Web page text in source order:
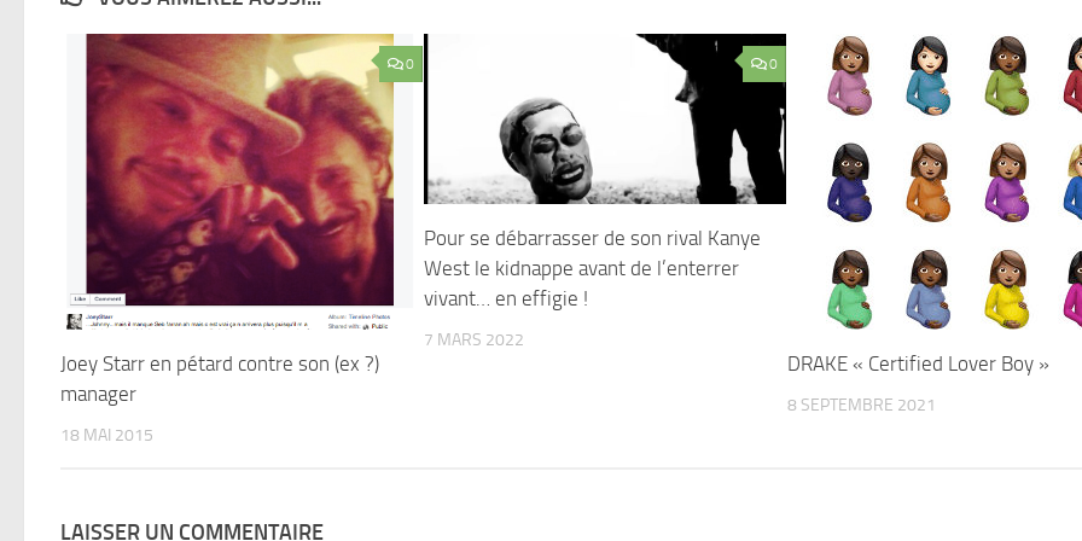
0
Joey Starr en pétard contre son (ex ?)
manager
18 MAI 2015
0
Pour se débarrasser de son rival Kanye
West le kidnappe avant de l’enterrer
vivant… en effigie !
7 MARS 2022
DRAKE « Certified Lover Boy »
8 SEPTEMBRE 2021
LAISSER UN COMMENTAIRE